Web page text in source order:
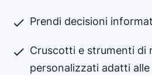
Prendi decisioni
Cruscotti e strumenti di
personalizzati adatti